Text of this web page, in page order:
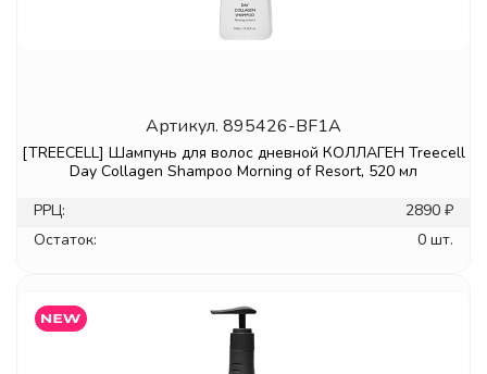
Артикул. 895426-BF1A
[TREECELL] Шампунь для волос дневной КОЛЛАГЕН Treecell
Day Collagen Shampoo Morning of Resort, 520 мл
РРЦ:
2890 ₽
Остаток:
0 шт.